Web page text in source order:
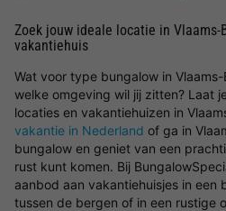
Zoek jouw ideale locatie in Vlaams-
vakantiehuis
Wat voor type bungalow in
welke omgeving wil jij zitten? Laat
locaties en vakantiehuizen in
vakantie in Nederland of ga in
bungalow en geniet van een
rust kunt komen. Bij
aanbod aan vakantiehuisjes in een
tussen de bergen of in een rustige